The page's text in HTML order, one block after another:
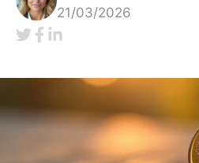
21/03/2026